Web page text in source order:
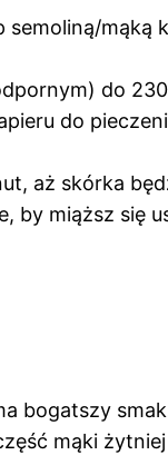
mąką
do
do
aż skórka
by miąższ się
bogatszy
mąki